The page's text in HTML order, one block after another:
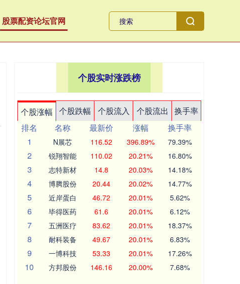
股票配资论坛官网
个股实时涨跌榜
个股涨幅 个股跌幅 个股流入 个股流出
换手率
排名
名称 最新价 涨幅
换手率
1
N展芯 116.52 396.89% 79.39%
2 锐翔智能 110.02 20.21% 16.80%
3 志特新材 14.8 20.03% 14.18%
4 博腾股份 20.44 20.02% 14.77%
5 近岸蛋白 46.72 20.01% 5.62%
6 毕得医药 61.6 20.01% 6.12%
7 五洲医疗 83.62 20.01% 18.37%
8 耐科装备 49.67 20.01% 6.83%
9 一博科技 53.33 20.01% 17.26%
10 方邦股份 146.16 20.00% 7.68%